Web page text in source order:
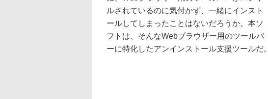
ルされているのに気付かず、一緒にインスト
ールしてしまったことはないだろうか。本ソ
フトは、そんなWebブラウザー用のツールバ
ーに特化したアンインストール支援ツールだ。